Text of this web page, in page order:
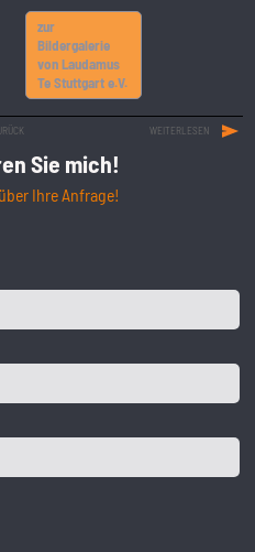
zur
Bildergalerie
von Laudamus
Te Stuttgart e.V.
WEITERLESEN
Sie mich!
Ihre Anfrage!